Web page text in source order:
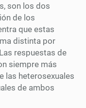
son los dos
de los
que estas
distinta por
respuestas de
siempre más
las heterosexuales
de ambos